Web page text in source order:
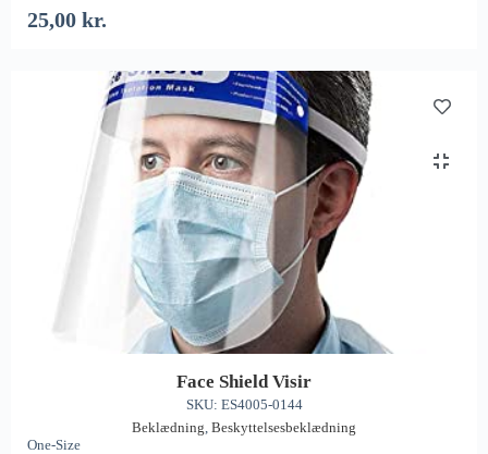
25,00 kr.
Face Shield Visir
SKU: ES4005-0144
Beklædning, Beskyttelsesbeklædning
One-Size